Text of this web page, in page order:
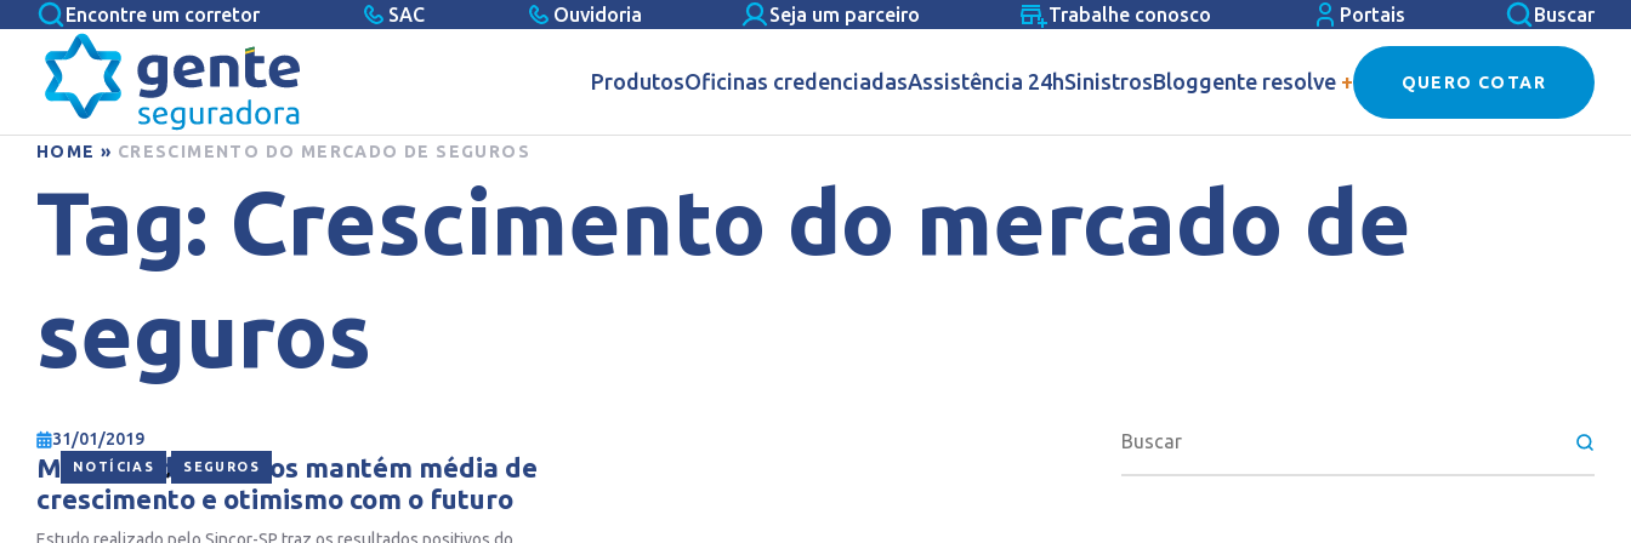
Encontre um corretor SAC Ouvidoria Seja um parceiro Trabalhe conosco Portais Buscar
ProdutosOficinas credenciadasAssistência 24hSinistrosBloggente resolve + QUERO COTAR
HOME » CRESCIMENTO DO MERCADO DE SEGUROS
Tag: Crescimento do mercado de
seguros
NOTÍCIAS , SEGUROS
31/01/2019
Mercado de seguros mantém média de
crescimento e otimismo com o futuro